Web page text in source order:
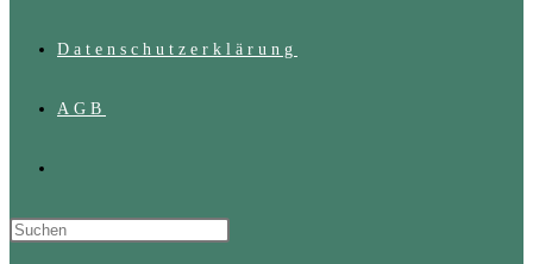
Datenschutzerklärung
AGB
Suche